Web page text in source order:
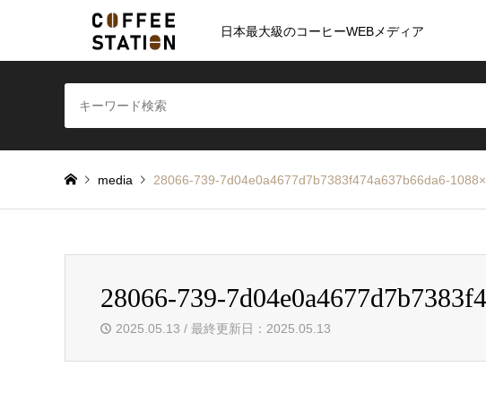
日本最大級のコーヒーWEBメディア
media 28066-739-7d04e0a4677d7b7383f474a637b66da6-
28066-739-
2025.05.13 / 最終更新日：2025.05.13